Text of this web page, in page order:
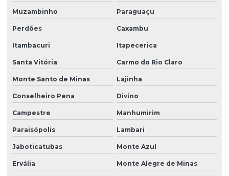
Muzambinho Paraguaçu
Perdões Caxambu
Itambacuri Itapecerica
Santa Vitória Carmo do Rio Claro
Monte Santo de Minas Lajinha
Conselheiro Pena Divino
Campestre Manhumirim
Paraisópolis Lambari
Jaboticatubas Monte Azul
Ervália Monte Alegre de Minas